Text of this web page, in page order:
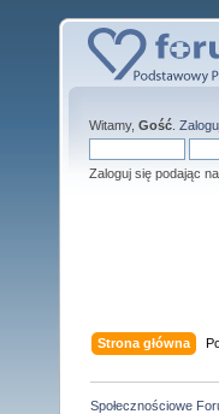
Witamy, Gość
Zaloguj się podając
Strona główna
Społecznościowe